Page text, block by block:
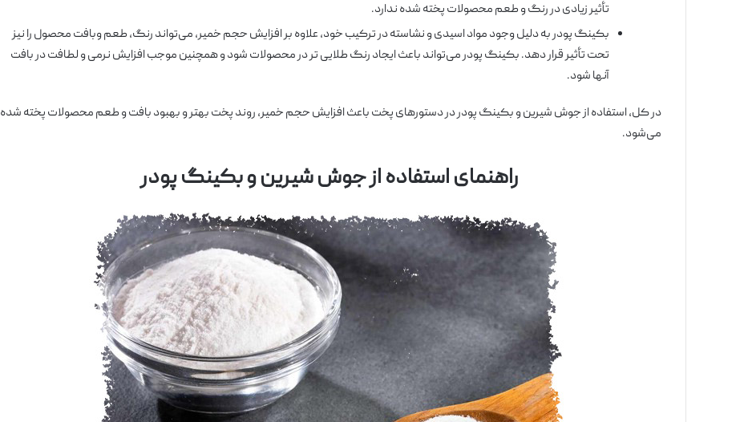
تأثیر زیادی در رنگ و طعم محصولات پخته شده ندارد.
بکینگ پودر به دلیل وجود مواد اسیدی و نشاسته در ترکیب خود، علاوه بر افزایش حجم خمیر، می‌تواند رنگ، طعم وبافت محصول را نیز
تحت تأثیر قرار دهد. بکینگ پودر می‌تواند باعث ایجاد رنگ طلایی تر در محصولات شود و همچنین موجب افزایش نرمی و لطافت در بافت
آنها شود.
در کل، استفاده از جوش شیرین و بکینگ پودر در دستورهای پخت باعث افزایش حجم خمیر، روند پخت بهتر و بهبود بافت و طعم محصولات پخته شده
می‌شود.
راهنمای استفاده از جوش شیرین و بکینگ پودر